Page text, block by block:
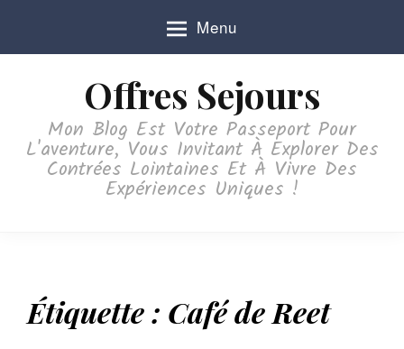
Menu
Offres Sejours
Mon Blog Est Votre Passeport Pour
L'aventure, Vous Invitant À Explorer Des
Contrées Lointaines Et À Vivre Des
Expériences Uniques !
Étiquette : Café de Reet